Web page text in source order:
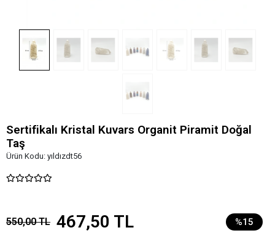
Sertifikalı Kristal Kuvars Organit Piramit Doğal
Taş
Ürün Kodu: yıldızdt56
550,00 TL 467,50 TL %15